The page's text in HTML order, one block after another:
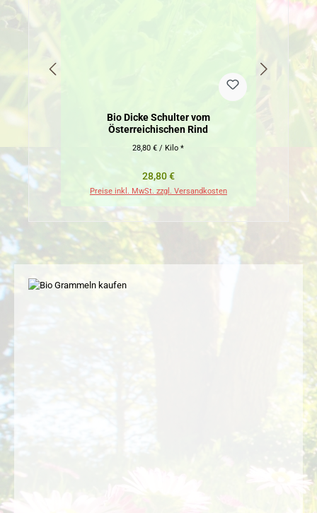
Bio Dicke Schulter vom
Österreichischen Rind
28,80 € / Kilo *
Regulärer Preis:
28,80 €
Preise inkl. MwSt. zzgl. Versandkosten